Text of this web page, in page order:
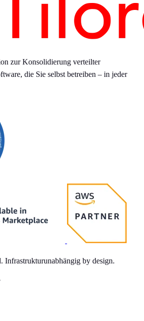
zur Konsolidierung verteilter
die Sie selbst betreiben – in jeder
Infrastrukturunabhängig by design.